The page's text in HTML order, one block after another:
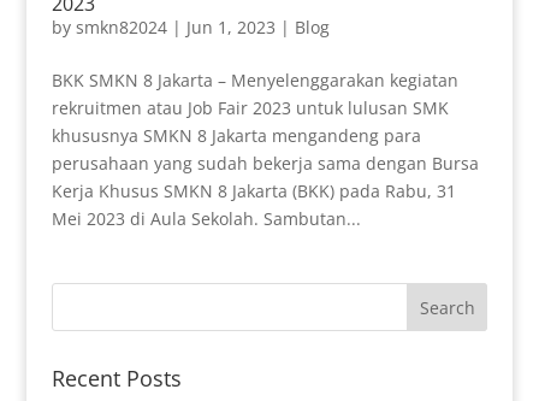
by smkn82024| Jun 1, 2023 | Blog
BKK SMKN 8 Jakarta – Menyelenggarakan kegiatan
rekruitmen atau Job Fair 2023 untuk lulusan SMK
khususnya SMKN 8 Jakarta mengandeng para
perusahaan yang sudah bekerja sama dengan Bursa
Kerja Khusus SMKN 8 Jakarta (BKK) pada Rabu, 31
Mei 2023 di Aula Sekolah. Sambutan...
Recent Posts